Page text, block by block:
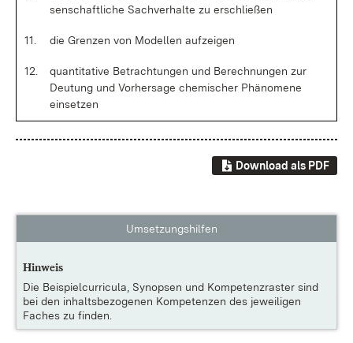
sen­schaft­li­che Sach­ver­hal­te zu er­schlie­ßen
11. die Gren­zen von Mo­del­len auf­zei­gen
12.
quan­ti­ta­ti­ve Be­trach­tun­gen und Be­rech­nun­gen zur
Deu­tung und Vor­her­sa­ge che­mi­scher Phä­no­me­ne
ein­set­zen
Download als PDF
Umsetzungshilfen
Hinweis
Die Beispielcurricula, Synopsen und Kompetenzraster sind
bei den inhaltsbezogenen Kompetenzen des jeweiligen
Faches zu finden.